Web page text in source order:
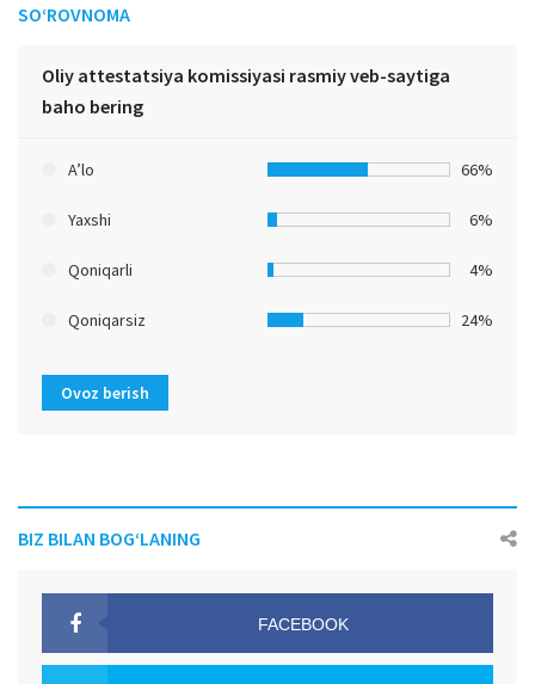
SO‘ROVNOMA
Oliy attestatsiya komissiyasi rasmiy veb-saytiga
baho bering
A’lo 66%
Yaxshi 6%
Qoniqarli 4%
Qoniqarsiz 24%
Ovoz berish
BIZ BILAN BOG‘LANING
FACEBOOK